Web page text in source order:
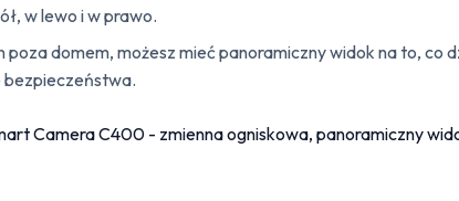
w lewo i w prawo.
domem, możesz mieć panoramiczny widok na to, co
bezpieczeństwa.